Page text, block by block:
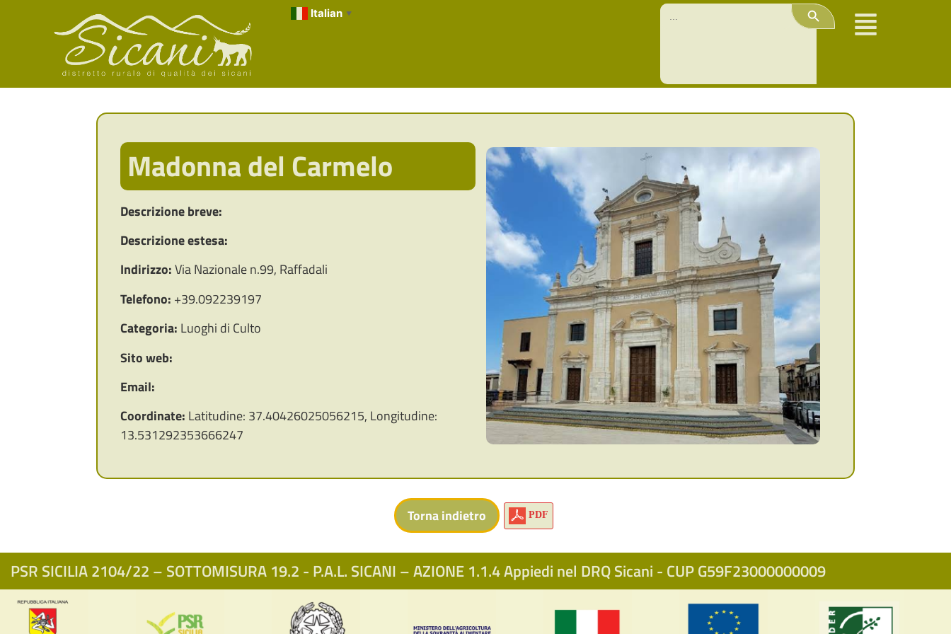
Italian ▼
Search
for:
Search Button
Madonna del Carmelo
Descrizione breve:
Descrizione estesa:
Indirizzo:Via Nazionale n.99, Raffadali
Telefono: +39.092239197
Categoria: Luoghi di Culto
Sito web:
Email:
Coordinate: Latitudine: 37.40426025056215, Longitudine:
13.531292353666247
PDF
PSR SICILIA 2104/22 – SOTTOMISURA 19.2 - P.A.L. SICANI – AZIONE 1.1.4 Appiedi nel DRQ Sicani - CUP G59F23000000009